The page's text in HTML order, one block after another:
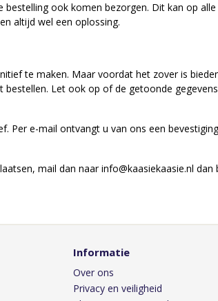
ook komen bezorgen. Dit kan op
altijd wel een oplossing.
te maken. Maar voordat het zover is
Let ook op of de getoonde
Per e-mail ontvangt u van ons een
mail dan naar info@kaasiekaasie.nl
Informatie
Over ons
Privacy en veiligheid